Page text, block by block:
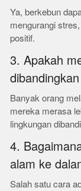
Ya, berkebun
mengurangi
positif.
3. Apakah
Banyak orang
mereka merasa
lingkungan
4.
alam ke
Salah satu cara